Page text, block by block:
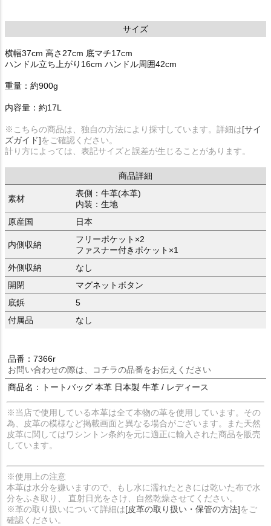
サイズ
横幅37cm 高さ27cm 底マチ17cm
ハンドル立ち上がり16cm ハンドル周囲42cm
重量：約900g
内容量：約17L
※こちらの商品は、独自の方法により採寸しています。詳細は[サイ
ズガイド]をご確認ください。
計り方によっては、表記サイズと誤差が生じることがあります。
商品詳細
素材
表側：牛革(本革)
内装：生地
原産国
日本
内側収納
フリーポケット×2
ファスナー付きポケット×1
外側収納
なし
開閉
マグネットボタン
底鋲
5
付属品
なし
品番：7366r
お問い合わせの際は、コチラの品番をお伝えください
商品名：トートバッグ 本革 日本製 牛革 / レディース
※当店で使用している本革は全て本物の革を使用しています。その
為、皮革の模様など掲載画面と異なる場合がございます。また天然
皮革に関してはワシントン条約を元に適正に輸入された商品を販売
しています。
※使用上の注意
本革は水分を嫌いますので、もし水に濡れたときには乾いた布で水
分をふき取り、 直射日光をさけ、自然乾燥させてください。
※革の取り扱いについて詳細は[皮革の取り扱い・保管の方法]をご
確認ください。